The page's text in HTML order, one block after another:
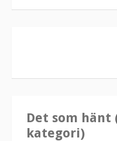
Det som
kategori)